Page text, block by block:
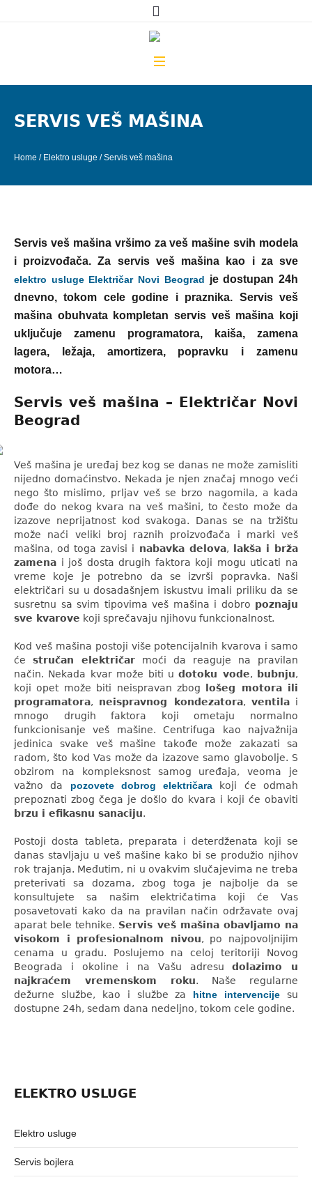
SERVIS VEŠ MAŠINA
Home / Elektro usluge /Servis veš mašina
Servis veš mašina vršimo za veš mašine svih modela
i proizvođača. Za servis veš mašina kao i za sve
elektro usluge Električar Novi Beograd jedostupan 24h
dnevno, tokom cele godine i praznika. Servis veš
mašina obuhvata kompletan servis veš mašina koji
uključuje zamenu programatora, kaiša, zamena
lagera, ležaja, amortizera, popravku i zamenu
motora…
Servis veš mašina – Električar Novi
Beograd
Veš mašina je uređaj bez kog se danas ne može zamisliti
nijedno domaćinstvo. Nekada je njen značaj mnogo veći
nego što mislimo, prljav veš se brzo nagomila, a kada
dođe do nekog kvara na veš mašini, to često može da
izazove neprijatnost kod svakoga. Danas se na tržištu
može naći veliki broj raznih proizvođača i marki veš
mašina, od toga zavisi i nabavka delova,
lakša i brža
zamena i još dosta drugih faktora koji mogu uticati na
vreme koje je potrebno da se izvrši popravka. Naši
električari su u dosadašnjem iskustvu imali priliku da se
susretnu sa svim tipovima veš mašina i dobro poznaju
sve kvarove koji sprečavaju njihovu funkcionalnost.
Kod veš mašina postoji više potencijalnih kvarova i samo
će stručan električar moći da reaguje na pravilan
način. Nekada kvar može biti udotoku vode, bubnju,
koji opet može biti neispravan zbog
lošeg motora ili
programatora, neispravnog kondezatora, ventilai
mnogo drugih faktora koji ometaju normalno
funkcionisanje veš mašine. Centrifuga kao najvažnija
jedinica svake veš mašine takođe može zakazati sa
radom, što kod Vas može da izazove samo glavobolje. S
obzirom na kompleksnost samog uređaja, veoma je
važno da pozovete dobrog električara koji će odmah
prepoznati zbog čega je došlo do kvara i koji će obaviti
brzu i efikasnu sanaciju.
Postoji dosta tableta, preparata i deterdženata koji se
danas stavljaju u veš mašine kako bi se produžio njihov
rok trajanja. Međutim, ni u ovakvim slučajevima ne treba
preterivati sa dozama, zbog toga je najbolje da se
konsultujete sa našim električatima koji će Vas
posavetovati kako da na pravilan način održavate ovaj
aparat bele tehnike. Servis veš mašina obavljamo na
visokom i profesionalnom nivou, po najpovoljnijim
cenama u gradu. Poslujemo na celoj teritoriji Novog
Beograda i okoline i na Vašu adresudolazimo u
najkraćem vremenskom roku. Naše regularne
dežurne službe, kao i službe za hitne intervencije su
dostupne 24h, sedam dana nedeljno, tokom cele godine.
ELEKTRO USLUGE
Elektro usluge
Servis bojlera